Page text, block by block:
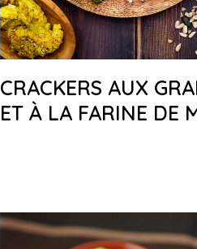
CRACKERS AUX
ET À LA FARINE DE